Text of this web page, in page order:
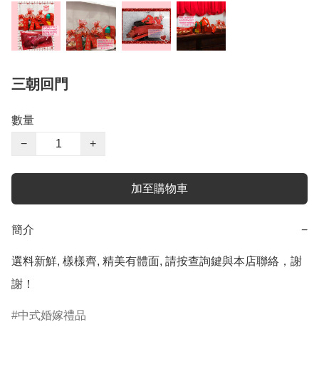
三朝回門
數量
−
+
加至購物車
簡介 −
選料新鮮, 樣樣齊, 精美有體面, 請按查詢鍵與本店聯絡，謝
謝！
中式婚嫁禮品